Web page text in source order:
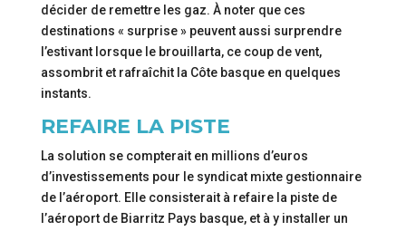
décider de remettre les gaz. À noter que ces
destinations « surprise » peuvent aussi surprendre
l’estivant lorsque le brouillarta, ce coup de vent,
assombrit et rafraîchit la Côte basque en quelques
instants.
REFAIRE LA PISTE
La solution se compterait en millions d’euros
d’investissements pour le syndicat mixte gestionnaire
de l’aéroport. Elle consisterait à refaire la piste de
l’aéroport de Biarritz Pays basque, et à y installer un